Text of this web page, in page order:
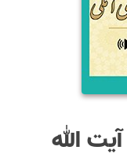
الله